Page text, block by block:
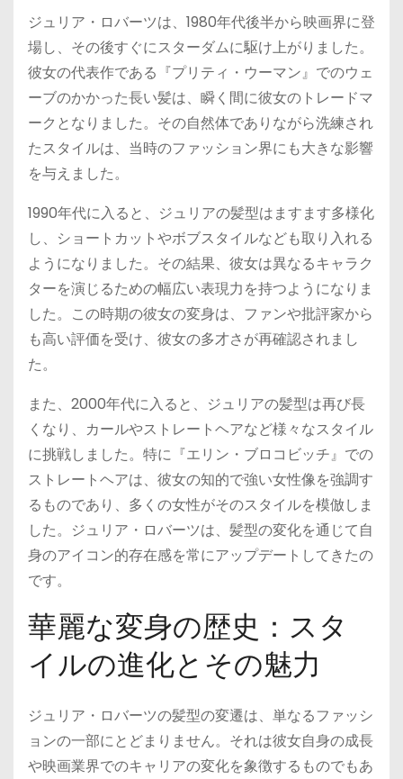
ジュリア・ロバーツは、1980年代後半から映画界に登
場し、その後すぐにスターダムに駆け上がりました。
彼女の代表作である『プリティ・ウーマン』でのウェ
ーブのかかった長い髪は、瞬く間に彼女のトレードマ
ークとなりました。その自然体でありながら洗練され
たスタイルは、当時のファッション界にも大きな影響
を与えました。
1990年代に入ると、ジュリアの髪型はますます多様化
し、ショートカットやボブスタイルなども取り入れる
ようになりました。その結果、彼女は異なるキャラク
ターを演じるための幅広い表現力を持つようになりま
した。この時期の彼女の変身は、ファンや批評家から
も高い評価を受け、彼女の多才さが再確認されまし
た。
また、2000年代に入ると、ジュリアの髪型は再び長
くなり、カールやストレートヘアなど様々なスタイル
に挑戦しました。特に『エリン・ブロコビッチ』での
ストレートヘアは、彼女の知的で強い女性像を強調す
るものであり、多くの女性がそのスタイルを模倣しま
した。ジュリア・ロバーツは、髪型の変化を通じて自
身のアイコン的存在感を常にアップデートしてきたの
です。
華麗な変身の歴史：スタ
イルの進化とその魅力
ジュリア・ロバーツの髪型の変遷は、単なるファッシ
ョンの一部にとどまりません。それは彼女自身の成長
や映画業界でのキャリアの変化を象徴するものでもあ